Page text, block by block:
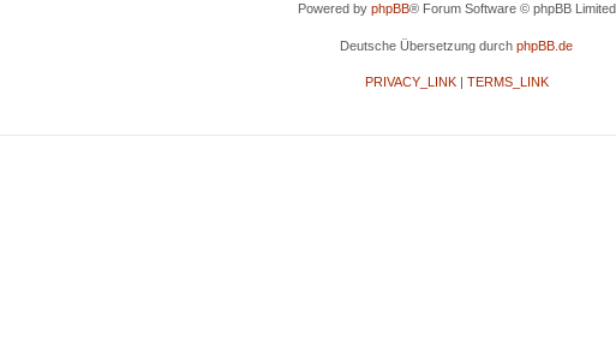
Powered by phpBB® Forum Software © phpBB Limited
Deutsche Übersetzung durch phpBB.de
PRIVACY_LINK| TERMS_LINK